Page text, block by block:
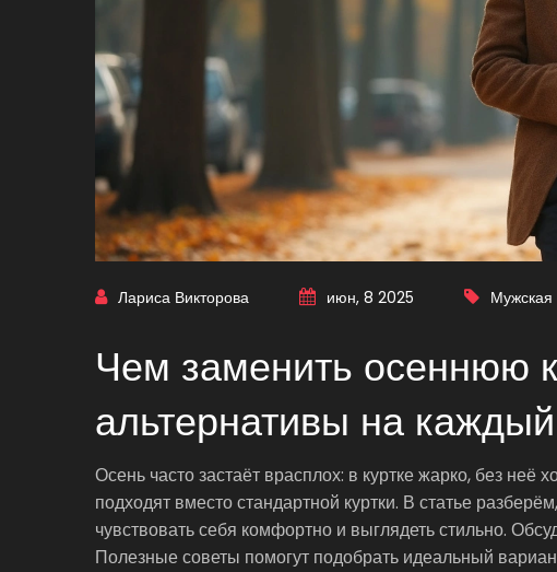
Лариса Викторова июн, 8 2025
Чем заменить осеннюю
альтернативы на
Осень часто застаёт врасплох: в куртке жарко, без
подходят вместо стандартной куртки. В статье
чувствовать себя комфортно и выглядеть стильно.
Полезные советы помогут подобрать идеальный